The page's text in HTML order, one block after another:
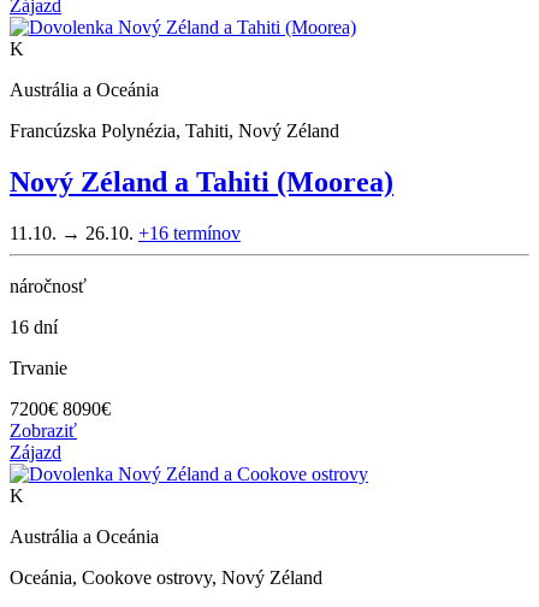
Zájazd
K
Austrália a Oceánia
Francúzska Polynézia, Tahiti, Nový Zéland
Nový Zéland a Tahiti (Moorea)
11.10. → 26.10. +16 termínov
náročnosť
16 dní
Trvanie
7200€ 8090€
Zobraziť
Zájazd
K
Austrália a Oceánia
Oceánia, Cookove ostrovy, Nový Zéland